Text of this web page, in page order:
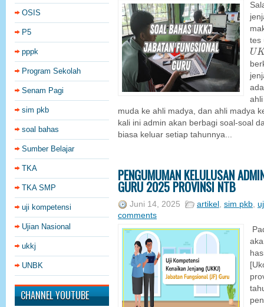
OSIS
P5
pppk
Program Sekolah
Senam Pagi
sim pkb
soal bahas
Sumber Belajar
TKA
TKA SMP
uji kompetensi
Ujian Nasional
ukkj
UNBK
CHANNEL YOUTUBE
tes
U
UK
muda ke ahli madya, dan ahli madya
kali ini admin akan berbagi soal-soal
biasa keluar setiap tahunnya...
PENGUMUMAN KELULUSAN
GURU 2025 PROVINSI NTB
Juni 14, 2025 artikel , sim pkb,
comments